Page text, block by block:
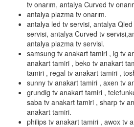
tv onarım, antalya Curved tv
antalya plazma tv onarım.
antalya led tv servisi, antalya
servisi, antalya Curved tv
antalya plazma tv servisi.
samsung tv anakart tamiri , lg tv
anakart tamiri , beko tv anakart
tamiri , regal tv anakart tamiri ,
sunny tv anakart tamiri , axen tv
grundig tv anakart tamiri ,
saba tv anakart tamiri , sharp tv
anakart tamiri.
philips tv anakart tamiri , awox tv